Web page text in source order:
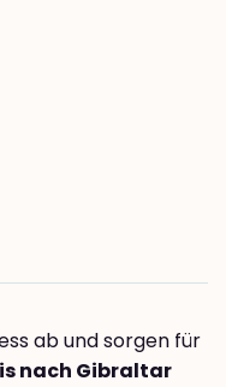
ab und sorgen für
nach Gibraltar